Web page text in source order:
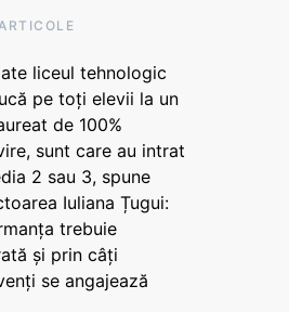
liceul tehnologic
pe toți elevii la un
de 100%
sunt care au intrat
2 sau 3, spune
Iuliana Țugui:
trebuie
și prin câți
se angajează